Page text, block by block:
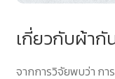
เกี่ยวกับผ้ากั
จากการวิจัยพบว่า กา